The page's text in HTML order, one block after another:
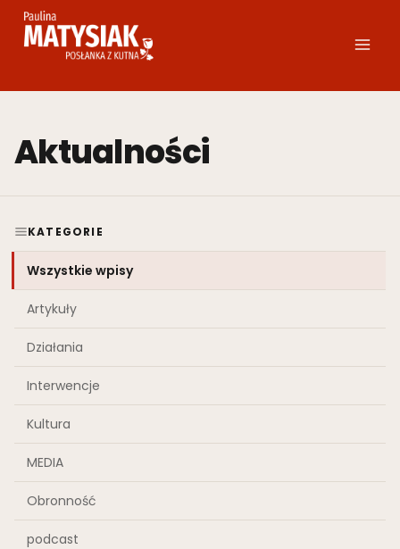
Przejdź
Aktualności
KATEGORIE
Wszystkie wpisy
Artykuły
Działania
Interwencje
Kultura
MEDIA
Obronność
podcast